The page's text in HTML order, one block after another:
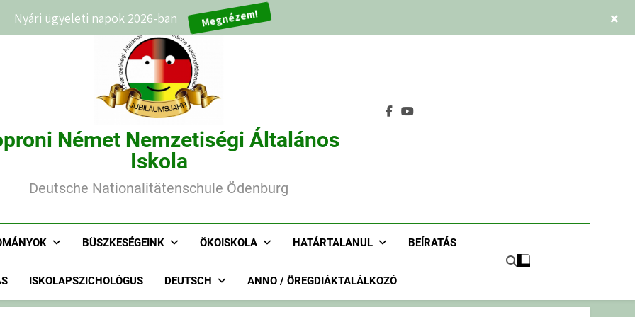
Német Nemzetiségi Általános
Iskola
Deutsche Nationalitätenschule Ödenburg
BÜSZKESÉGEINK ÖKOISKOLA HATÁRTALANUL BEÍRATÁS
ISKOLAPSZICHOLÓGUS DEUTSCH ANNO / ÖREGDIÁKTALÁLKOZÓ
Nyári ügyeleti napok 2026-ban Megnézem! ×